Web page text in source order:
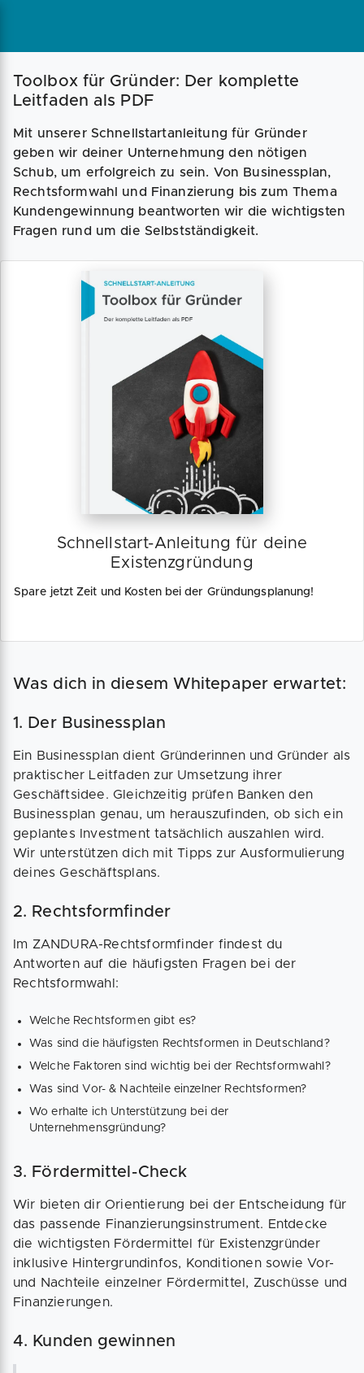
Toolbox für Gründer: Der komplette
Leitfaden als PDF
Mit unserer Schnellstartanleitung für Gründer
geben wir deiner Unternehmung den nötigen
Schub, um erfolgreich zu sein. Von Businessplan,
Rechtsformwahl und Finanzierung bis zum Thema
Kundengewinnung beantworten wir die wichtigsten
Fragen rund um die Selbstständigkeit.
Schnellstart-Anleitung für deine
Existenzgründung
Spare jetzt Zeit und Kosten bei der Gründungsplanung!
Was dich in diesem Whitepaper erwartet:
1. Der Businessplan
Ein Businessplan dient Gründerinnen und Gründer als
praktischer Leitfaden zur Umsetzung ihrer
Geschäftsidee. Gleichzeitig prüfen Banken den
Businessplan genau, um herauszufinden, ob sich ein
geplantes Investment tatsächlich auszahlen wird.
Wir unterstützen dich mit Tipps zur Ausformulierung
deines Geschäftsplans.
2. Rechtsformfinder
Im ZANDURA-Rechtsformfinder findest du
Antworten auf die häufigsten Fragen bei der
Rechtsformwahl:
Welche Rechtsformen gibt es?
Was sind die häufigsten Rechtsformen in Deutschland?
Welche Faktoren sind wichtig bei der Rechtsformwahl?
Was sind Vor- & Nachteile einzelner Rechtsformen?
Wo erhalte ich Unterstützung bei der
Unternehmensgründung?
3. Fördermittel-Check
Wir bieten dir Orientierung bei der Entscheidung für
das passende Finanzierungsinstrument. Entdecke
die wichtigsten Fördermittel für Existenzgründer
inklusive Hintergrundinfos, Konditionen sowie Vor-
und Nachteile einzelner Fördermittel, Zuschüsse und
Finanzierungen.
4. Kunden gewinnen